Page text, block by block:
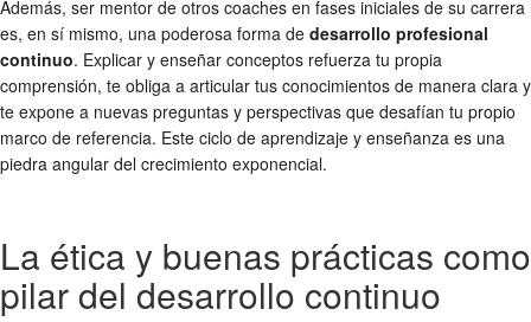
Además, ser mentor de otros coaches en fases iniciales de su carrera
es, en sí mismo, una poderosa forma de desarrollo profesional
continuo. Explicar y enseñar conceptos refuerza tu propia
comprensión, te obliga a articular tus conocimientos de manera clara y
te expone a nuevas preguntas y perspectivas que desafían tu propio
marco de referencia. Este ciclo de aprendizaje y enseñanza es una
piedra angular del crecimiento exponencial.
La ética y buenas prácticas como
pilar del desarrollo continuo